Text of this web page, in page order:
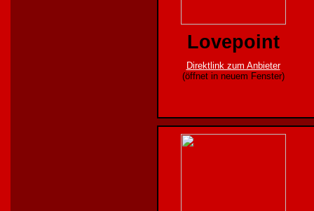
Lovepoint
Direktlink zum Anbieter
(öffnet in neuem Fenster)